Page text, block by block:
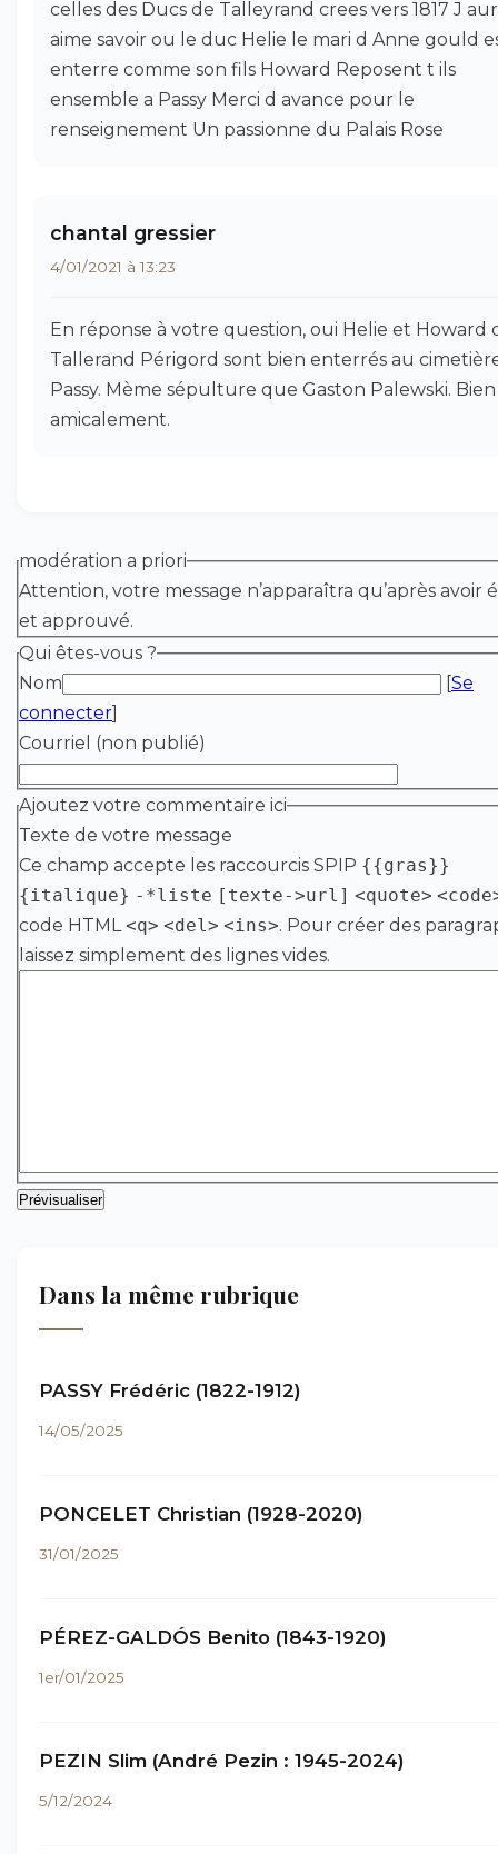
celles des Ducs de Talleyrand crees vers 1817 J
aime savoir ou le duc Helie le mari d Anne gould
enterre comme son fils Howard Reposent t ils
ensemble a Passy Merci d avance pour le
renseignement Un passionne du Palais Rose
chantal gressier
4/01/2021 à 13:23
En réponse à votre question, oui Helie et Howard
Tallerand Périgord sont bien enterrés au
Passy. Mème sépulture que Gaston Palewski. Bien
amicalement.
modération a priori
Attention, votre message n’apparaîtra qu’après avoir
et approuvé.
Qui êtes-vous ?
Nom
[Se
connecter]
Courriel (non publié)
Ajoutez votre commentaire ici
Texte de votre message
Ce champ accepte les raccourcis SPIP {{gras}}
{italique} -*liste [texte->url] <quote>
code HTML<q> <del> <ins>. Pour créer des
laissez simplement des lignes vides.
Dans la même rubrique
PASSY Frédéric (1822-1912)
14/05/2025
PONCELET Christian (1928-2020)
31/01/2025
PÉREZ-GALDÓS Benito (1843-1920)
1er/01/2025
PEZIN Slim (André Pezin : 1945-2024)
5/12/2024